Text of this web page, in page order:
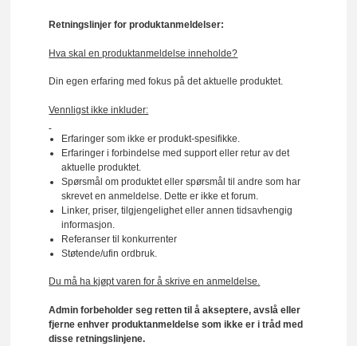
Retningslinjer for produktanmeldelser:
Hva skal en produktanmeldelse inneholde?
Din egen erfaring med fokus på det aktuelle produktet.
Vennligst ikke inkluder:
Erfaringer som ikke er produkt-spesifikke.
Erfaringer i forbindelse med support eller retur av det
aktuelle produktet.
Spørsmål om produktet eller spørsmål til andre som har
skrevet en anmeldelse. Dette er ikke et forum.
Linker, priser, tilgjengelighet eller annen tidsavhengig
informasjon.
Referanser til konkurrenter
Støtende/ufin ordbruk.
Du må ha kjøpt varen for å skrive en anmeldelse.
Admin forbeholder seg retten til å akseptere, avslå eller
fjerne enhver produktanmeldelse som ikke er i tråd med
disse retningslinjene.